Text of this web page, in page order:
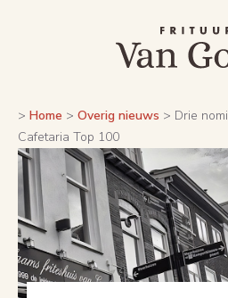
> Home > Overig nieuws > Drie
Cafetaria Top 100